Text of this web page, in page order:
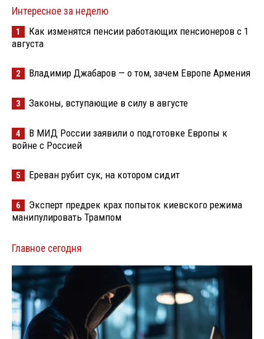
Интересное за неделю
1
Как изменятся пенсии работающих пенсионеров с 1
августа
2 Владимир Джабаров — о том, зачем Европе Армения
3 Законы, вступающие в силу в августе
4
В МИД России заявили о подготовке Европы к
войне с Россией
5 Ереван рубит сук, на котором сидит
6
Эксперт предрек крах попыток киевского режима
манипулировать Трампом
Главное сегодня